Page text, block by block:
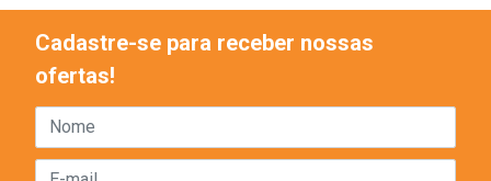
Cadastre-se para receber nossas
ofertas!